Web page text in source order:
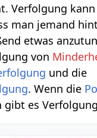
Verfolgung kann
man jemand
etwas
von
und die
. Wenn die
es